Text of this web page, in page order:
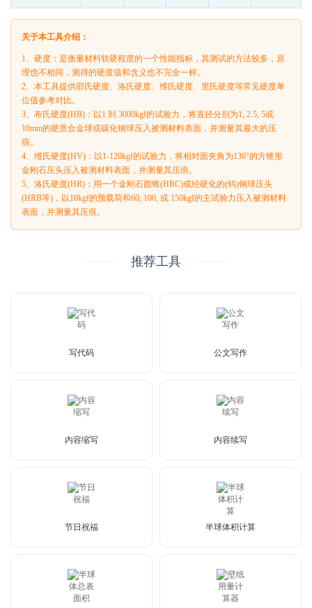
关于本工具介绍：
1、硬度：是衡量材料软硬程度的一个性能指标，其测试的方法较多，原
理也不相同，测得的硬度值和含义也不完全一样。
2、本工具提供邵氏硬度、洛氏硬度、维氏硬度、里氏硬度等常见硬度单
位值参考对比。
3、布氏硬度(HB)：以1 到 3000kgf的试验力，将直径分别为1, 2.5, 5或
10mm的硬质合金球或碳化钢球压入被测材料表面，并测量其最大的压
痕。
4、维氏硬度(HV)：以1-120kgf的试验力，将相对面夹角为136°的方锥形
金刚石压头压入被测材料表面，并测量其压痕。
5、洛氏硬度(HR)：用一个金刚石圆锥(HRC)或经硬化的(钨)钢球压头
(HRB等)，以10kgf的预载荷和60, 100, 或 150kgf的主试验力压入被测材料
表面，并测量其压痕。
推荐工具
写代码 公文写作
内容缩写 内容续写
节日祝福 半球体积计算